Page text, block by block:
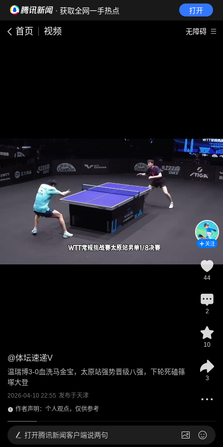
· 获取全网一手热点 打开
首页 视频 无障碍
@体坛速递V
温瑞博3-0血洗马金宝，太原站强势晋级八强，下轮死磕篠
塚大登
2026-04-10 22:55 发布于天津
作者声明：个人观点，仅供参考
关注
44
2
10
3
打开腾讯新闻客户端说两句